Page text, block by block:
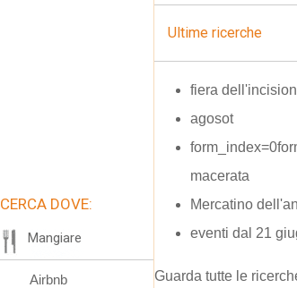
Ultime ricerche
fiera
agosot
macerata
Mercatino
eventi dal 21
Guarda tutte le
CERCA DOVE:
Mangiare
Airbnb